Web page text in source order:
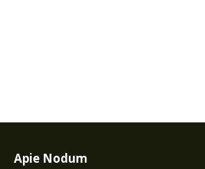
Apie Nodum